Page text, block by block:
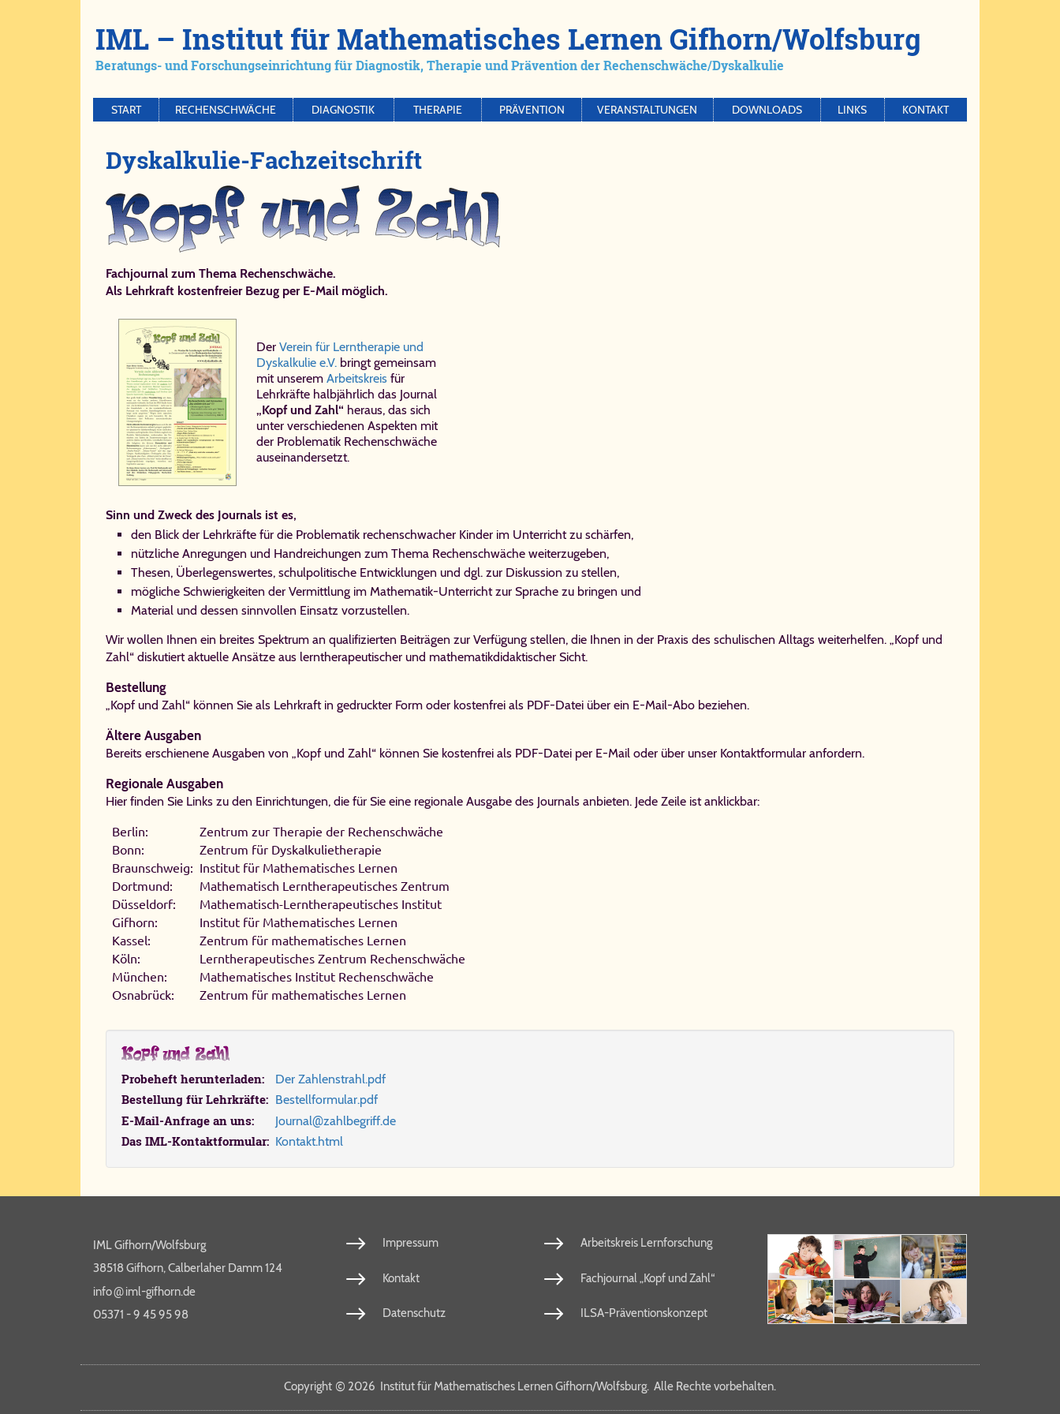
IML – Ins­ti­tut für Ma­the­ma­ti­sches Ler­nen Gif­horn/​Wolfs­burg
Be­ra­tungs- und For­schungs­ein­rich­tung für Dia­gno­stik, The­ra­pie und Prä­ven­ti­on der Re­chen­schwä­che/​Dys­kal­ku­lie
START RECHENSCHWÄCHE DIAGNOSTIK THERAPIE PRÄVENTION VERANSTALTUNGEN DOWNLOADS LINKS KONTAKT
Dys­kal­ku­lie-​Fach­zeit­schrift
Fachjournal zum Thema Rechenschwäche.
Als Lehrkraft kostenfreier Bezug per E-Mail möglich.
Der Verein für Lerntherapie und
Dyskalkulie e.V. bringt gemeinsam
mit unserem Ar­beits­kreis für
Lehrkräfte halbjährlich das Journal
„Kopf und Zahl“ heraus, das sich
unter verschiedenen Aspekten mit
der Problematik Rechenschwäche
auseinandersetzt.
Sinn und Zweck des Journals ist es,
den Blick der Lehrkräfte für die Problematik rechenschwacher Kinder im Unterricht zu schärfen,
nützliche Anregungen und Handreichungen zum Thema Rechenschwäche weiterzugeben,
Thesen, Überlegenswertes, schulpolitische Entwicklungen und dgl. zur Diskussion zu stellen,
mögliche Schwierigkeiten der Vermittlung im Mathematik-Unterricht zur Sprache zu bringen und
Material und dessen sinnvollen Einsatz vorzustellen.
Wir wollen Ihnen ein breites Spektrum an qualifizierten Beiträgen zur Verfügung stellen, die Ihnen in der Praxis des schulischen Alltags weiterhelfen. „Kopf und
Zahl“ diskutiert aktuelle Ansätze aus lerntherapeutischer und mathematikdidaktischer Sicht.
Bestellung
„Kopf und Zahl“ können Sie als Lehrkraft in gedruckter Form oder kostenfrei als PDF-Datei über ein E-Mail-Abo beziehen.
Ältere Ausgaben
Bereits erschienene Ausgaben von „Kopf und Zahl“ können Sie kostenfrei als PDF-Datei per E-Mail oder über unser Kontaktformular anfordern.
Regionale Ausgaben
Hier finden Sie Links zu den Einrichtungen, die für Sie eine regionale Ausgabe des Journals anbieten. Jede Zeile ist anklickbar:
Ber­lin:
Zen­trum zur The­ra­pie der Re­chen­schwä­che
Bonn:
Zen­trum für Dys­kal­ku­lie­the­ra­pie
Braun­schweig: In­sti­tut für Ma­the­ma­ti­sches Ler­nen
Dort­mund:
Ma­the­ma­tisch Lern­the­ra­peu­ti­sches Zen­trum
Düs­sel­dorf:
Ma­the­ma­tisch-​Lern­the­ra­peu­ti­sches In­sti­tut
Gif­horn:
In­sti­tut für Ma­the­ma­ti­sches Ler­nen
Kas­sel:
Zen­trum für ma­the­ma­ti­sches Ler­nen
Köln:
Lern­the­ra­peu­ti­sches Zen­trum Re­chen­schwä­che
Mün­chen:
Ma­the­ma­ti­sches In­sti­tut Re­chen­schwä­che
Os­na­brück:
Zen­trum für ma­the­ma­ti­sches Ler­nen
Probeheft herunterladen: Der Zah­len­strahl.​pdf
Bestellung für Lehrkräfte: Be​stell​for​mu​lar.​pdf
E-Mail-Anfrage an uns: Jour​nal@​zahl​be​griff.​de
Das IML-Kontaktformular: Kon​takt.​html
IML Gifhorn/Wolfsburg
38518 Gifhorn, Calberlaher Damm 124
info​@iml-​gif​horn​.de
05371 - 9 45 95 98
Impressum
Kontakt
Datenschutz
Arbeitskreis Lernforschung
Fachjournal „Kopf und Zahl“
ILSA-Präventionskonzept
Copy­right © 2026 In­sti­tut für Ma­the­ma­ti­sches Ler­nen Gif­horn/​Wolfs­burg. Al­le Rech­te vor­be­hal­ten.